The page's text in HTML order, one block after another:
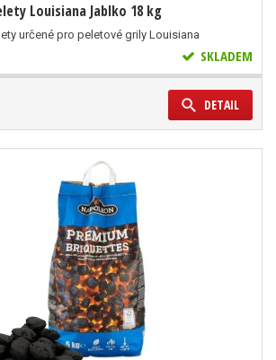
Louisiana Jablko 18 kg
určené pro peletové grily Louisiana
SKLADEM
DETAIL